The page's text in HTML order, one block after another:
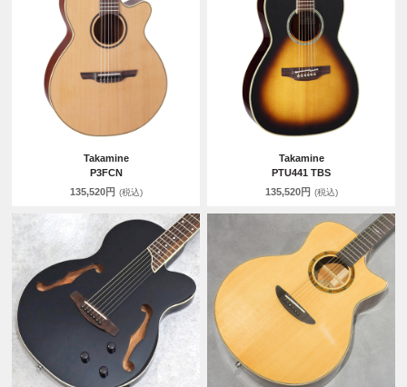
Takamine
P3FCN
135,520円 (税込)
Takamine
PTU441 TBS
135,520円 (税込)